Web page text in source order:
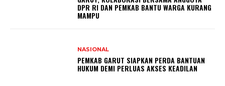
DPR RI DAN PEMKAB BANTU WARGA KURANG
MAMPU
NASIONAL
PEMKAB GARUT SIAPKAN PERDA BANTUAN
HUKUM DEMI PERLUAS AKSES KEADILAN